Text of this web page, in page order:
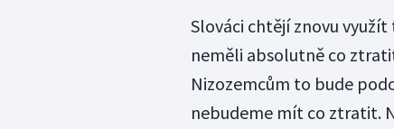
Slováci chtějí znovu
neměli absolutně co
Nizozemcům to bude
nebudeme mít co ztratit.